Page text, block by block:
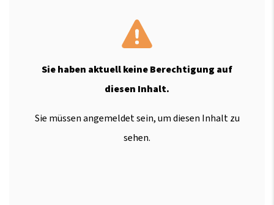
Sie haben aktuell keine Berechtigung auf
diesen Inhalt.
Sie müssen angemeldet sein, um diesen Inhalt zu
sehen.